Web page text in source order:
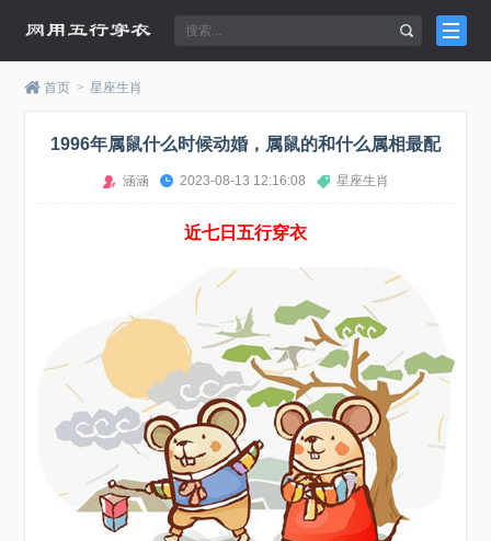
首页 > 星座生肖
1996年属鼠什么时候动婚，属鼠的和什么属相最配
涵涵 2023-08-13 12:16:08 星座生肖
近七日五行穿衣